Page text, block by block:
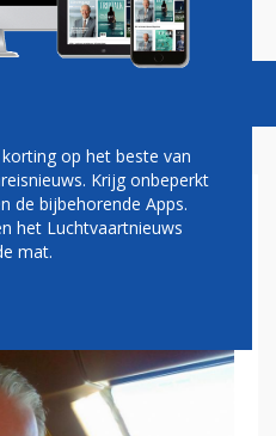
Vacatures
DEJA
op het beste van
Krijg onbeperkt
de bijbehorende Apps.
het Luchtvaartnieuws
mat.